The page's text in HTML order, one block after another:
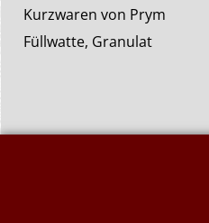
Kurzwaren von Prym
Füllwatte, Granulat